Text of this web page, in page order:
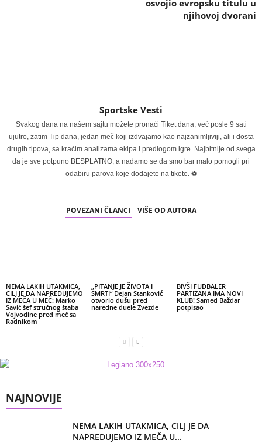
osvojio evropsku titulu u
njihovoj dvorani
Sportske Vesti
Svakog dana na našem sajtu možete pronaći Tiket dana, već posle 9 sati
ujutro, zatim Tip dana, jedan meč koji izdvajamo kao najzanimljiviji, ali i dosta
drugih tipova, sa kraćim analizama ekipa i predlogom igre. Najbitnije od svega
da je sve potpuno BESPLATNO, a nadamo se da smo bar malo pomogli pri
odabiru parova koje dodajete na tikete. ⚽
POVEZANI ČLANCI VIŠE OD AUTORA
NEMA LAKIH UTAKMICA,
CILJ JE DA NAPREDUJEMO
IZ MEČA U MEČ: Marko
Savić šef stručnog štaba
Vojvodine pred meč sa
Radnikom
„PITANJE JE ŽIVOTA I
SMRTI“ Dejan Stanković
otvorio dušu pred
naredne duele Zvezde
BIVŠI FUDBALER
PARTIZANA IMA NOVI
KLUB! Samed Baždar
potpisao
NAJNOVIJE
NEMA LAKIH UTAKMICA, CILJ JE DA
NAPREDUJEMO IZ MEČA U...